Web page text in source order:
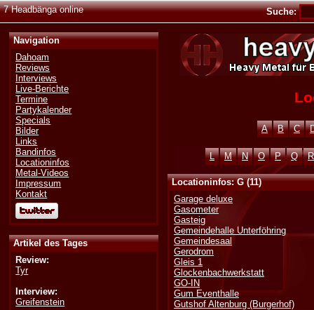
7 Headbänga online Suche:
Navigation
Dahoam
Reviews
Interviews
Live-Berichte
Termine
Partykalender
Specials
Bilder
Links
Bandinfos
Locationinfos
Metal-Videos
Impressum
Kontakt
Artikel des Tages
Review:
Tyr
Interview:
Greifenstein
A B C
L M N O P Q R
Locationinfos: G (11)
Garage deluxe
Gasometer
Gasteig
Gemeindehalle Unterföhring
Gemeindesaal
Gerodrom
Gleis 1
Glockenbachwerkstatt
GO-IN
Gum Eventhalle
Gutshof Altenburg (Burgerhof)